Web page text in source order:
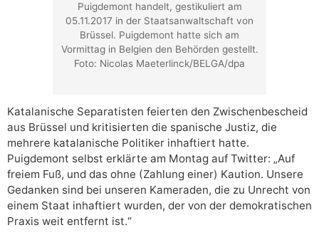
Puigdemont handelt, gestikuliert am
05.11.2017 in der Staatsanwaltschaft von
Brüssel. Puigdemont hatte sich am
Vormittag in Belgien den Behörden gestellt.
Foto: Nicolas Maeterlinck/BELGA/dpa
Katalanische Separatisten feierten den Zwischenbescheid
aus Brüssel und kritisierten die spanische Justiz, die
mehrere katalanische Politiker inhaftiert hatte.
Puigdemont selbst erklärte am Montag auf Twitter: „Auf
freiem Fuß, und das ohne (Zahlung einer) Kaution. Unsere
Gedanken sind bei unseren Kameraden, die zu Unrecht von
einem Staat inhaftiert wurden, der von der demokratischen
Praxis weit entfernt ist.“